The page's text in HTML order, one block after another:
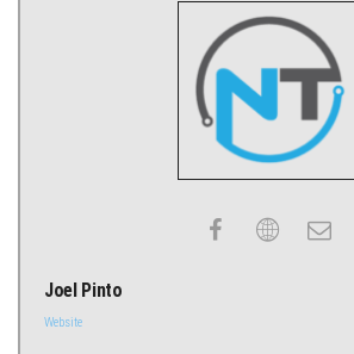
Joel Pinto
Website